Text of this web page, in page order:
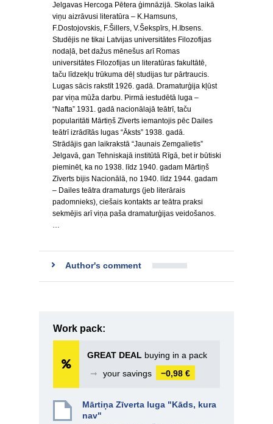
Jelgavas Hercoga Pētera ģimnāzijā. Skolas laikā
viņu aizrāvusi literatūra – K.Hamsuns,
F.Dostojovskis, F.Šillers, V.Šekspīrs, H.Ibsens.
Studējis ne tikai Latvijas universitātes Filozofijas
nodaļā, bet dažus mēnešus arī Romas
universitātes Filozofijas un literatūras fakultātē,
taču līdzekļu trūkuma dēļ studijas tur pārtraucis.
Lugas sācis rakstīt 1926. gadā. Dramaturģija kļūst
par viņa mūža darbu. Pirmā iestudētā luga –
“Nafta” 1931. gadā nacionālajā teātrī, taču
popularitāti Mārtiņš Zīverts iemantojis pēc Dailes
teātrī izrādītās lugas “Āksts” 1938. gadā.
Strādājis gan laikrakstā “Jaunais Zemgalietis”
Jelgavā, gan Tehniskajā institūtā Rīgā, bet ir būtiski
pieminēt, ka no 1938. līdz 1940. gadam Mārtiņš
Zīverts bijis Nacionālā, no 1940. līdz 1944. gadam
– Dailes teātra dramaturgs (jeb literārais
padomnieks), ciešais kontakts ar teātra praksi
sekmējis arī viņa paša dramaturģijas veidošanos.
…
Author's comment
Work pack:
GREAT DEAL buying in a pack
➞
your savings −0,98 €
Mārtiņa Zīverta luga "Kāds, kura
nav"